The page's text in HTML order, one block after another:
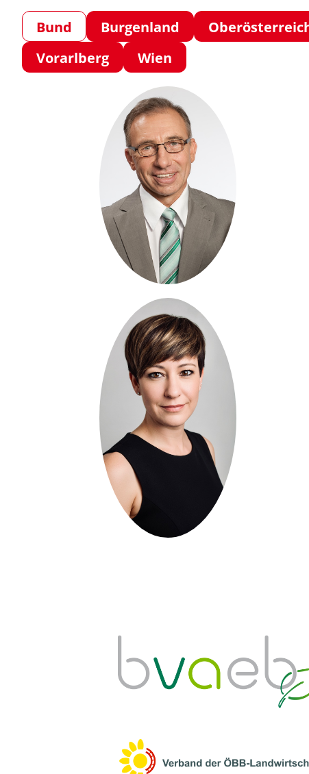
Bund Burgenland
Vorarlberg
Wien